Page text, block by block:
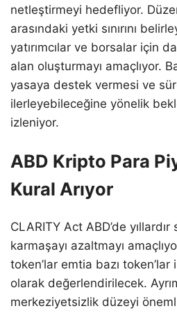
netleştirmeyi hedefliyor.
arasındaki yetki sınırını
yatırımcılar ve borsalar için
alan oluşturmayı amaçlıyor.
yasaya destek vermesi ve
ilerleyebileceğine yönelik
izleniyor.
ABD Kripto Para
Kural Arıyor
CLARITY Act ABD’de
karmaşayı azaltmayı
token’lar emtia bazı token’lar
olarak değerlendirilecek.
merkeziyetsizlik düzeyi